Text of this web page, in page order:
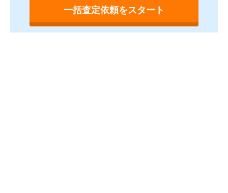
一括査定依頼をスタート